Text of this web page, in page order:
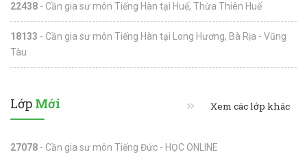
22438 - Cần gia sư môn Tiếng Hàn tại Huế, Thừa Thiên Huế
18133 - Cần gia sư môn Tiếng Hàn tại Long Hương, Bà Rịa - Vũng
Tàu
Lớp Mới Xem các lớp khác
27078 - Cần gia sư môn Tiếng Đức - HỌC ONLINE